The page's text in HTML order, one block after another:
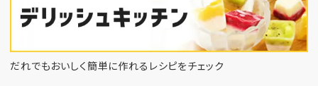
だれでもおいしく簡単に作れるレシピをチェック